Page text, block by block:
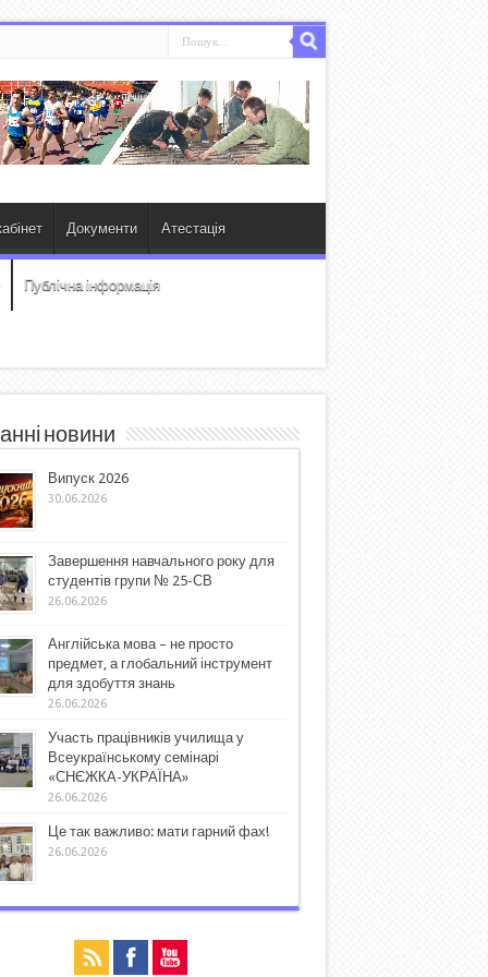
Документи Атестація
Публічна інформація
новини
Випуск 2026
30.06.2026
Завершення навчального року для
студентів групи № 25-СВ
26.06.2026
Англійська мова – не просто
предмет, а глобальний інструмент
для здобуття знань
26.06.2026
Участь працівників училища у
Всеукраїнському семінарі
«СНЄЖКА-УКРАЇНА»
26.06.2026
Це так важливо: мати гарний фах!
26.06.2026